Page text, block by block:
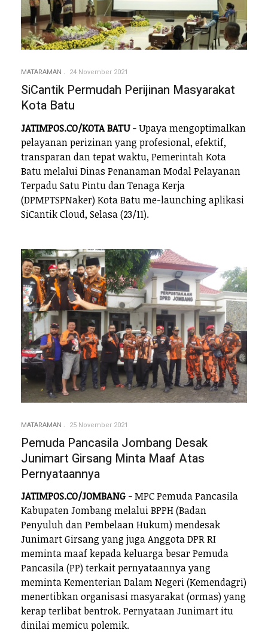
MATARAMAN 24 November 2021
SiCantik Permudah Perijinan Masyarakat
Kota Batu
JATIMPOS.CO/KOTA BATU -Upaya mengoptimalkan
pelayanan perizinan yang profesional, efektif,
transparan dan tepat waktu, Pemerintah Kota
Batu melalui Dinas Penanaman Modal Pelayanan
Terpadu Satu Pintu dan Tenaga Kerja
(DPMPTSPNaker) Kota Batu me-launching aplikasi
SiCantik Cloud, Selasa (23/11).
MATARAMAN 25 November 2021
Pemuda Pancasila Jombang Desak
Junimart Girsang Minta Maaf Atas
Pernyataannya
JATIMPOS.CO/JOMBANG -MPC Pemuda Pancasila
Kabupaten Jombang melalui BPPH (Badan
Penyuluh dan Pembelaan Hukum) mendesak
Junimart Girsang yang juga Anggota DPR RI
meminta maaf kepada keluarga besar Pemuda
Pancasila (PP) terkait pernyataannya yang
meminta Kementerian Dalam Negeri (Kemendagri)
menertibkan organisasi masyarakat (ormas) yang
kerap terlibat bentrok. Pernyataan Junimart itu
dinilai memicu polemik.